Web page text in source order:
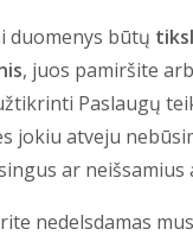
duomenys būtų
, juos pamiršite
Paslaugų
jokiu atveju
ar neišsamius
nedelsdamas